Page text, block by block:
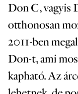
Don C, vagyis
otthonosan
2011-ben
Don-t, ami
kapható. Az